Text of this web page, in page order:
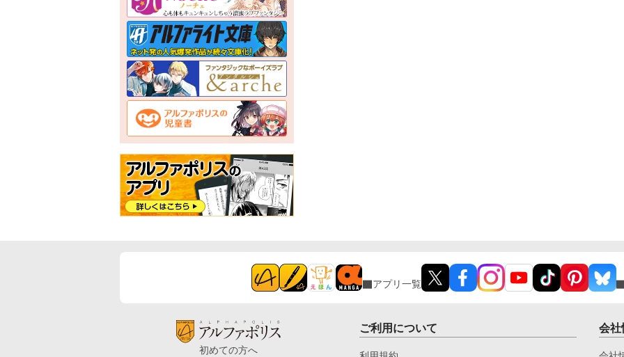
アプリ一覧
初めての方へ
ご利用について 会社